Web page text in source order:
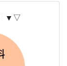
▼▽